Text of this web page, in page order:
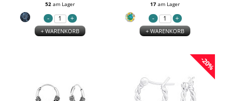
52 am Lager
+ WARENKORB
17 am Lager
+ WARENKORB
-20%